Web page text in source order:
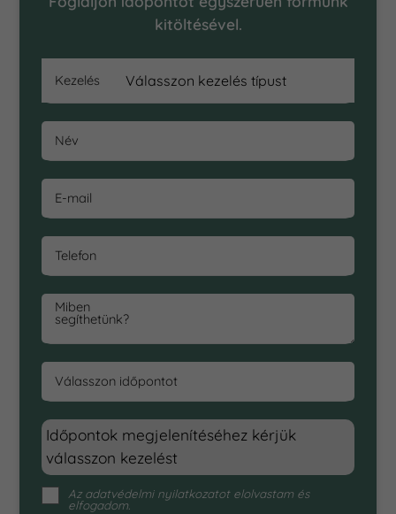
kitöltésével.
Kezelés
Név
E-mail
Telefon
Miben
segíthetünk?
Válasszon időpontot
Időpontok megjelenítéséhez kérjük
válasszon kezelést
Az adatvédelmi nyilatkozatot elolvastam és
elfogadom.